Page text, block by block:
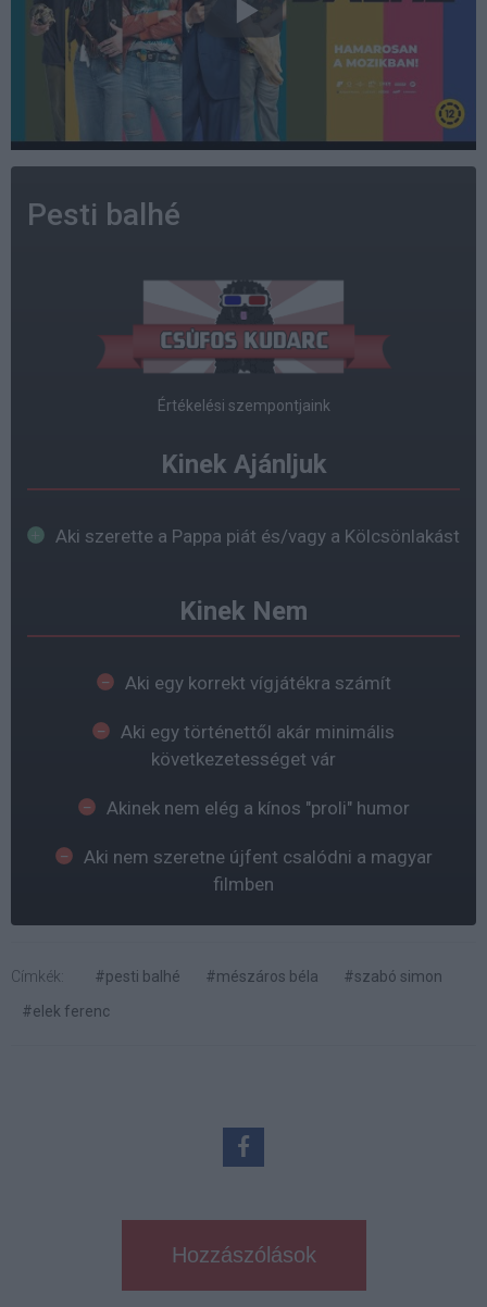
Pesti balhé
Értékelési szempontjaink
Kinek Ajánljuk
Aki szerette a Pappa piát és/vagy a Kölcsönlakást
Kinek Nem
Aki egy korrekt vígjátékra számít
Aki egy történettől akár minimális
következetességet vár
Akinek nem elég a kínos "proli" humor
Aki nem szeretne újfent csalódni a magyar
filmben
Címkék: #pesti balhé #mészáros béla
#szabó simon
#elek ferenc
Hozzászólások